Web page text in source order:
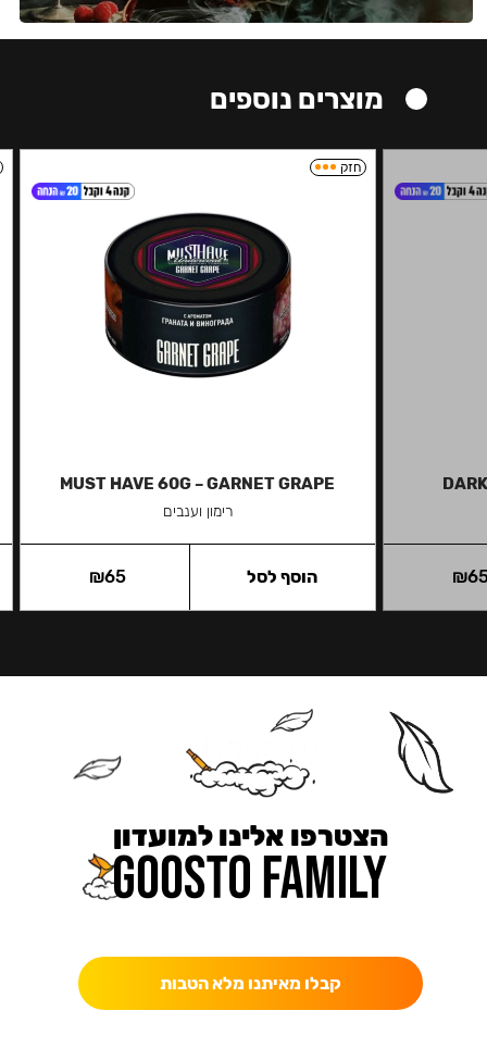
מוצרים נוספים
₪
חזק
MUST HAVE 60G – GARNET GRAPE
רימון וענבים
₪65 הוסף לסל
הצטרפו אלינו למועדון
קבלו מאיתנו מלא הטבות